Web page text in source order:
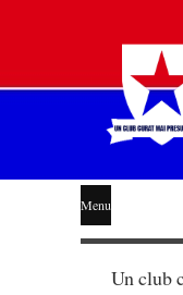
LIBERĂ
Menu
Un club